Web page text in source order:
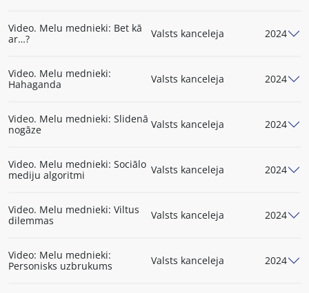
Video. Melu mednieki: Bet kā
ar…?
Valsts kanceleja 2024
Video. Melu mednieki:
Hahaganda
Valsts kanceleja 2024
Video. Melu mednieki: Slidenā
nogāze
Valsts kanceleja 2024
Video. Melu mednieki: Sociālo
mediju algoritmi
Valsts kanceleja 2024
Video. Melu mednieki: Viltus
dilemmas
Valsts kanceleja 2024
Video: Melu mednieki:
Personisks uzbrukums
Valsts kanceleja 2024